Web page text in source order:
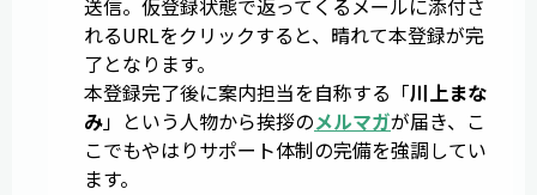
送信。仮登録状態で返ってくるメールに添付さ
れるURLをクリックすると、晴れて本登録が完
了となります。
本登録完了後に案内担当を自称する「川上まな
み」という人物から挨拶のメルマガが届き、こ
こでもやはりサポート体制の完備を強調してい
ます。